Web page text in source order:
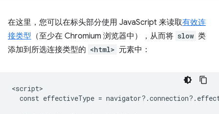
在这里，您可以在标头部分使用 JavaScript 来读取有效连
接类型 （至少在 Chromium 浏览器中），从而将 slow 类
添加到所选连接类型的 <html> 元素中：
<script>
const effectiveType =